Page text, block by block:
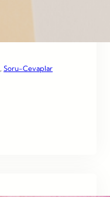
Soru-Cevaplar